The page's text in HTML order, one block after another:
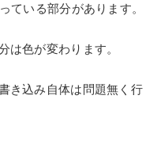
ている部分があります。
は色が変わります。
き込み自体は問題無く行